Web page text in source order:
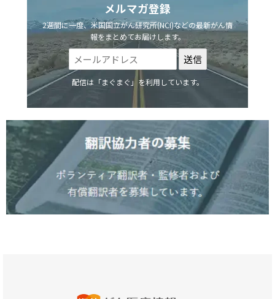
メルマガ登録
2週間に一度、米国国立がん研究所(NCI)などの最新がん情
報をまとめてお届けします。
配信は「まぐまぐ」を利用しています。